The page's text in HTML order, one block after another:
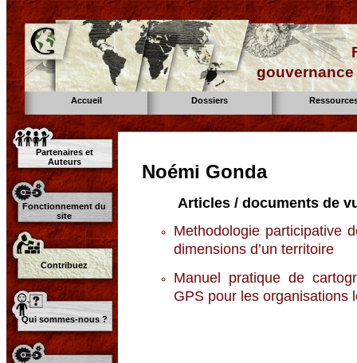
Accueil Dossiers
Partenaires et
Auteurs
Fonctionnement du
site
Contribuez
Qui sommes-nous ?
Noémi Gonda
Articles / documents de
Methodologie participative
dimensions d’un territoire
Manuel pratique de
GPS pour les organisations